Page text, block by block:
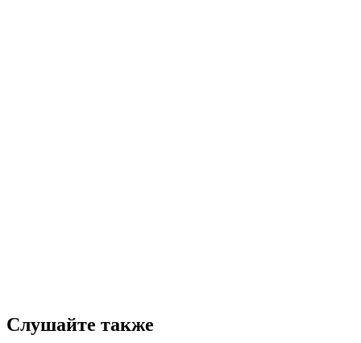
Слушайте также